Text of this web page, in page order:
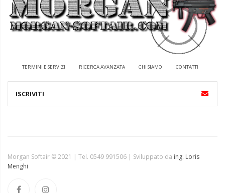
TERMINI E SERVIZI RICERCA AVANZATA CHI SIAMO CONTATTI
Morgan Softair © 2021 | Tel. 0549 991506 | Sviluppato da ing. Loris
Menghi